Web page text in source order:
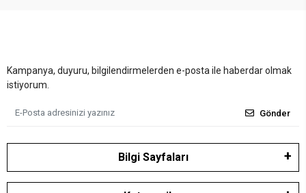
Kampanya, duyuru, bilgilendirmelerden e-posta ile haberdar olmak
istiyorum.
Gönder
Bilgi Sayfaları